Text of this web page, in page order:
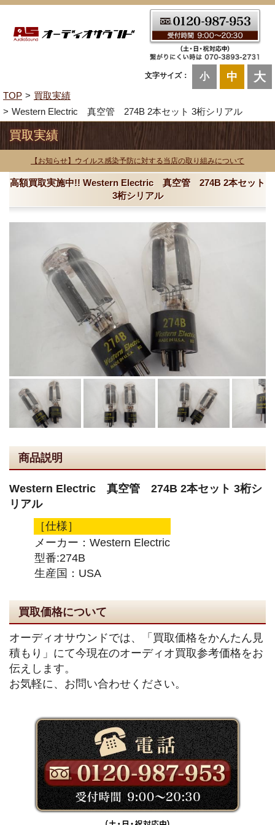
文字サイズ： 小 中 大
TOP
買取実績
Western Electric 真空管 274B 2本セット 3桁シリアル
買取実績
【お知らせ】ウイルス感染予防に対する当店の取り組みについて
高額買取実施中!! Western Electric 真空管 274B 2本セット
3桁シリアル
商品説明
Western Electric 真空管 274B 2本セット 3桁シ
リアル
［仕様］
メーカー：Western Electric
型番:274B
生産国：USA
買取価格について
オーディオサウンドでは、「買取価格をかんたん見
積もり」にて今現在のオーディオ買取参考価格をお
伝えします。
お気軽に、お問い合わせください。